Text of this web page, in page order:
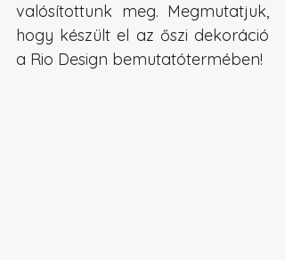
valósítottunk meg
hogy készült el az őszi dekoráció
a Rio Design bemutatótermében!